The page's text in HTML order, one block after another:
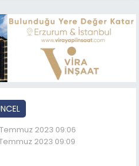
2023 09:06
2023 09:09